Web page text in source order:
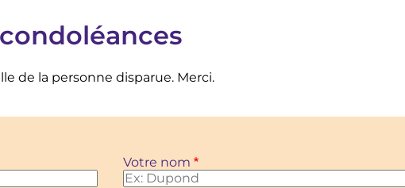
de la personne disparue. Merci.
Votre nom